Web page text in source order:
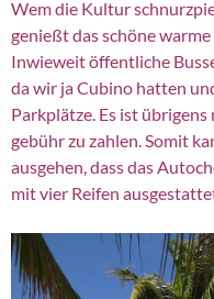
Wem die Kultur
genießt das schöne
Inwieweit öffentliche
da wir ja Cubino hatten
Parkplätze. Es ist übrigens
gebühr zu zahlen. Somit
ausgehen, dass das
mit vier Reifen